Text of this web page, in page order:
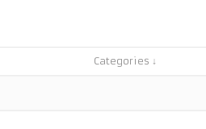
Categories ↓